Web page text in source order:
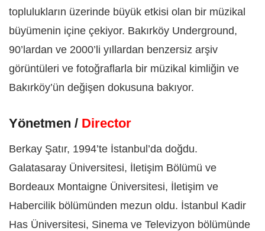
toplulukların üzerinde büyük etkisi olan bir müzikal
büyümenin içine çekiyor. Bakırköy Underground,
90’lardan ve 2000’li yıllardan benzersiz arşiv
görüntüleri ve fotoğraflarla bir müzikal kimliğin ve
Bakırköy’ün değişen dokusuna bakıyor.
Yönetmen / Director
Berkay Şatır, 1994’te İstanbul’da doğdu.
Galatasaray Üniversitesi, İletişim Bölümü ve
Bordeaux Montaigne Üniversitesi, İletişim ve
Habercilik bölümünden mezun oldu. İstanbul Kadir
Has Üniversitesi, Sinema ve Televizyon bölümünde